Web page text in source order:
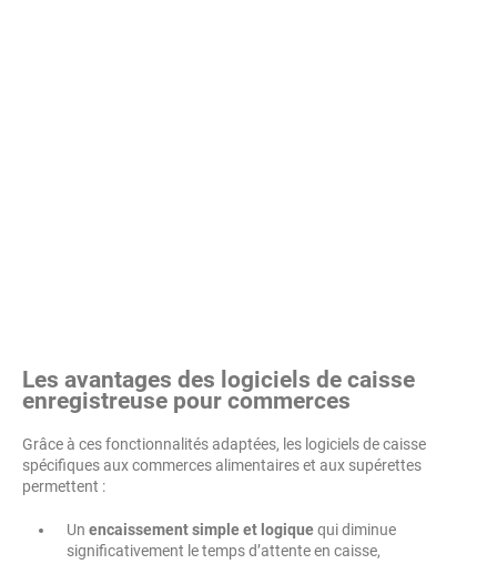
Les avantages des logiciels de caisse
enregistreuse pour commerces
Grâce à ces fonctionnalités adaptées, les logiciels de caisse
spécifiques aux commerces alimentaires et aux supérettes
permettent :
Un encaissement simple et logiquequi diminue
significativement le temps d’attente en caisse,